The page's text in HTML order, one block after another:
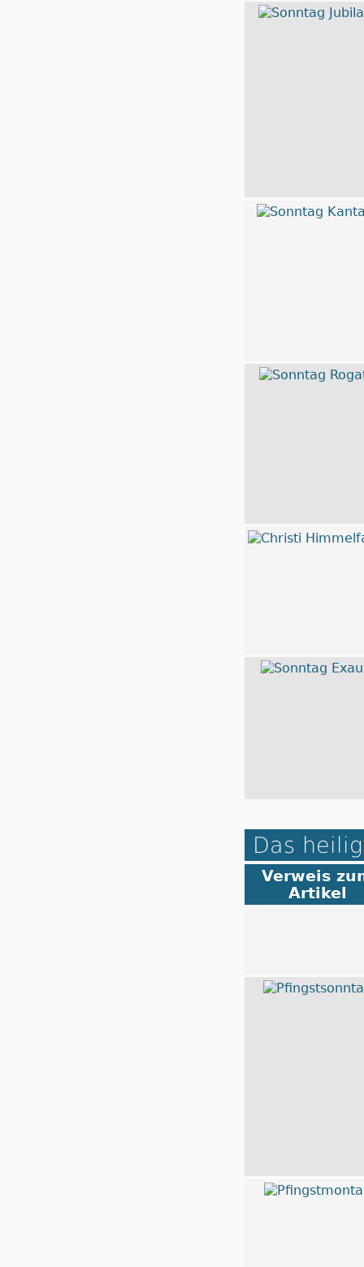
Das
Verweis
Artikel